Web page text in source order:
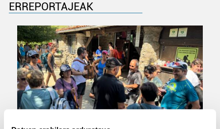
ERREPORTAJEAK
URBIAKO FESTA